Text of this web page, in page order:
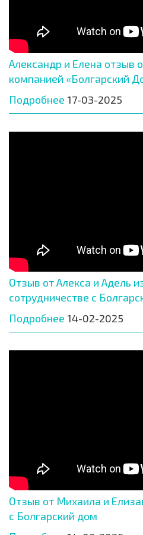
Александр и Елена отзыв
компанией «Болгарский
Подробнее 17-03-2025
Отзыв от Алекса и Адель
сотрудничестве с
Подробнее 14-02-2025
Отзыв от Михаила и
с Болгарский дом